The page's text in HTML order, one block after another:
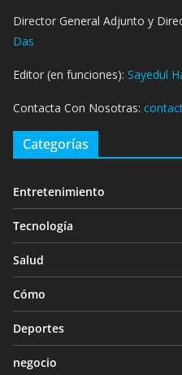
Director General Adjunto y
Das
Editor (en funciones): Sayedul
Contacta Con Nosotras:
Categorías
Entretenimiento
Tecnología
Salud
Cómo
Deportes
negocio